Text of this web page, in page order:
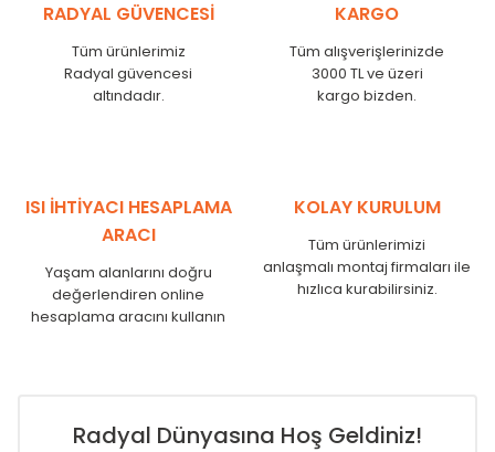
RADYAL GÜVENCESİ
Tüm ürünlerimiz
Radyal güvencesi
altındadır.
KARGO
Tüm alışverişlerinizde
3000 TL ve üzeri
kargo bizden.
ISI İHTİYACI HESAPLAMA
ARACI
Yaşam alanlarını doğru
değerlendiren online
hesaplama aracını kullanın
KOLAY KURULUM
Tüm ürünlerimizi
anlaşmalı montaj firmaları ile
hızlıca kurabilirsiniz.
Radyal Dünyasına Hoş Geldiniz!